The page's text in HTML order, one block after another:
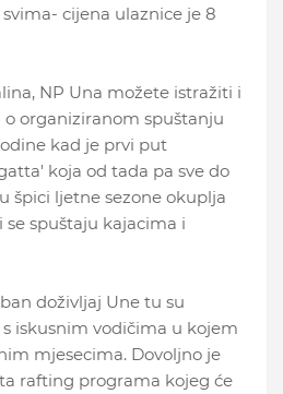
cijena ulaznice je 8
NP Una možete istražiti i
o organiziranom spuštanju
kad je prvi put
koja od tada pa sve do
špici ljetne sezone okuplja
spuštaju kajacima i
doživljaj Une tu su
iskusnim vodičima u kojem
mjesecima. Dovoljno je
rafting programa kojeg će